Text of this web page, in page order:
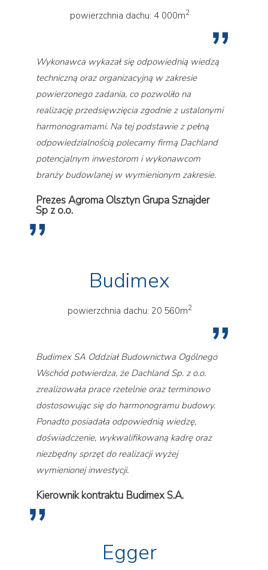
powierzchnia dachu: 4 000m2
Wykonawca wykazał się odpowiednią wiedzą
techniczną oraz organizacyjną w zakresie
powierzonego zadania, co pozwoliło na
realizację przedsięwzięcia zgodnie z ustalonymi
harmonogramami. Na tej podstawie z pełną
odpowiedzialnością polecamy firmą Dachland
potencjalnym inwestorom i wykonawcom
branży budowlanej w wymienionym zakresie.
Prezes Agroma Olsztyn Grupa Sznajder
Sp z o.o.
Budimex
powierzchnia dachu: 20 560m2
Budimex SA Oddział Budownictwa Ogólnego
Wschód potwierdza, że Dachland Sp. z o.o.
zrealizowała prace rzetelnie oraz terminowo
dostosowując się do harmonogramu budowy.
Ponadto posiadała odpowiednią wiedzę,
doświadczenie, wykwalifikowaną kadrę oraz
niezbędny sprzęt do realizacji wyżej
wymienionej inwestycji.
Kierownik kontraktu Budimex S.A.
Egger